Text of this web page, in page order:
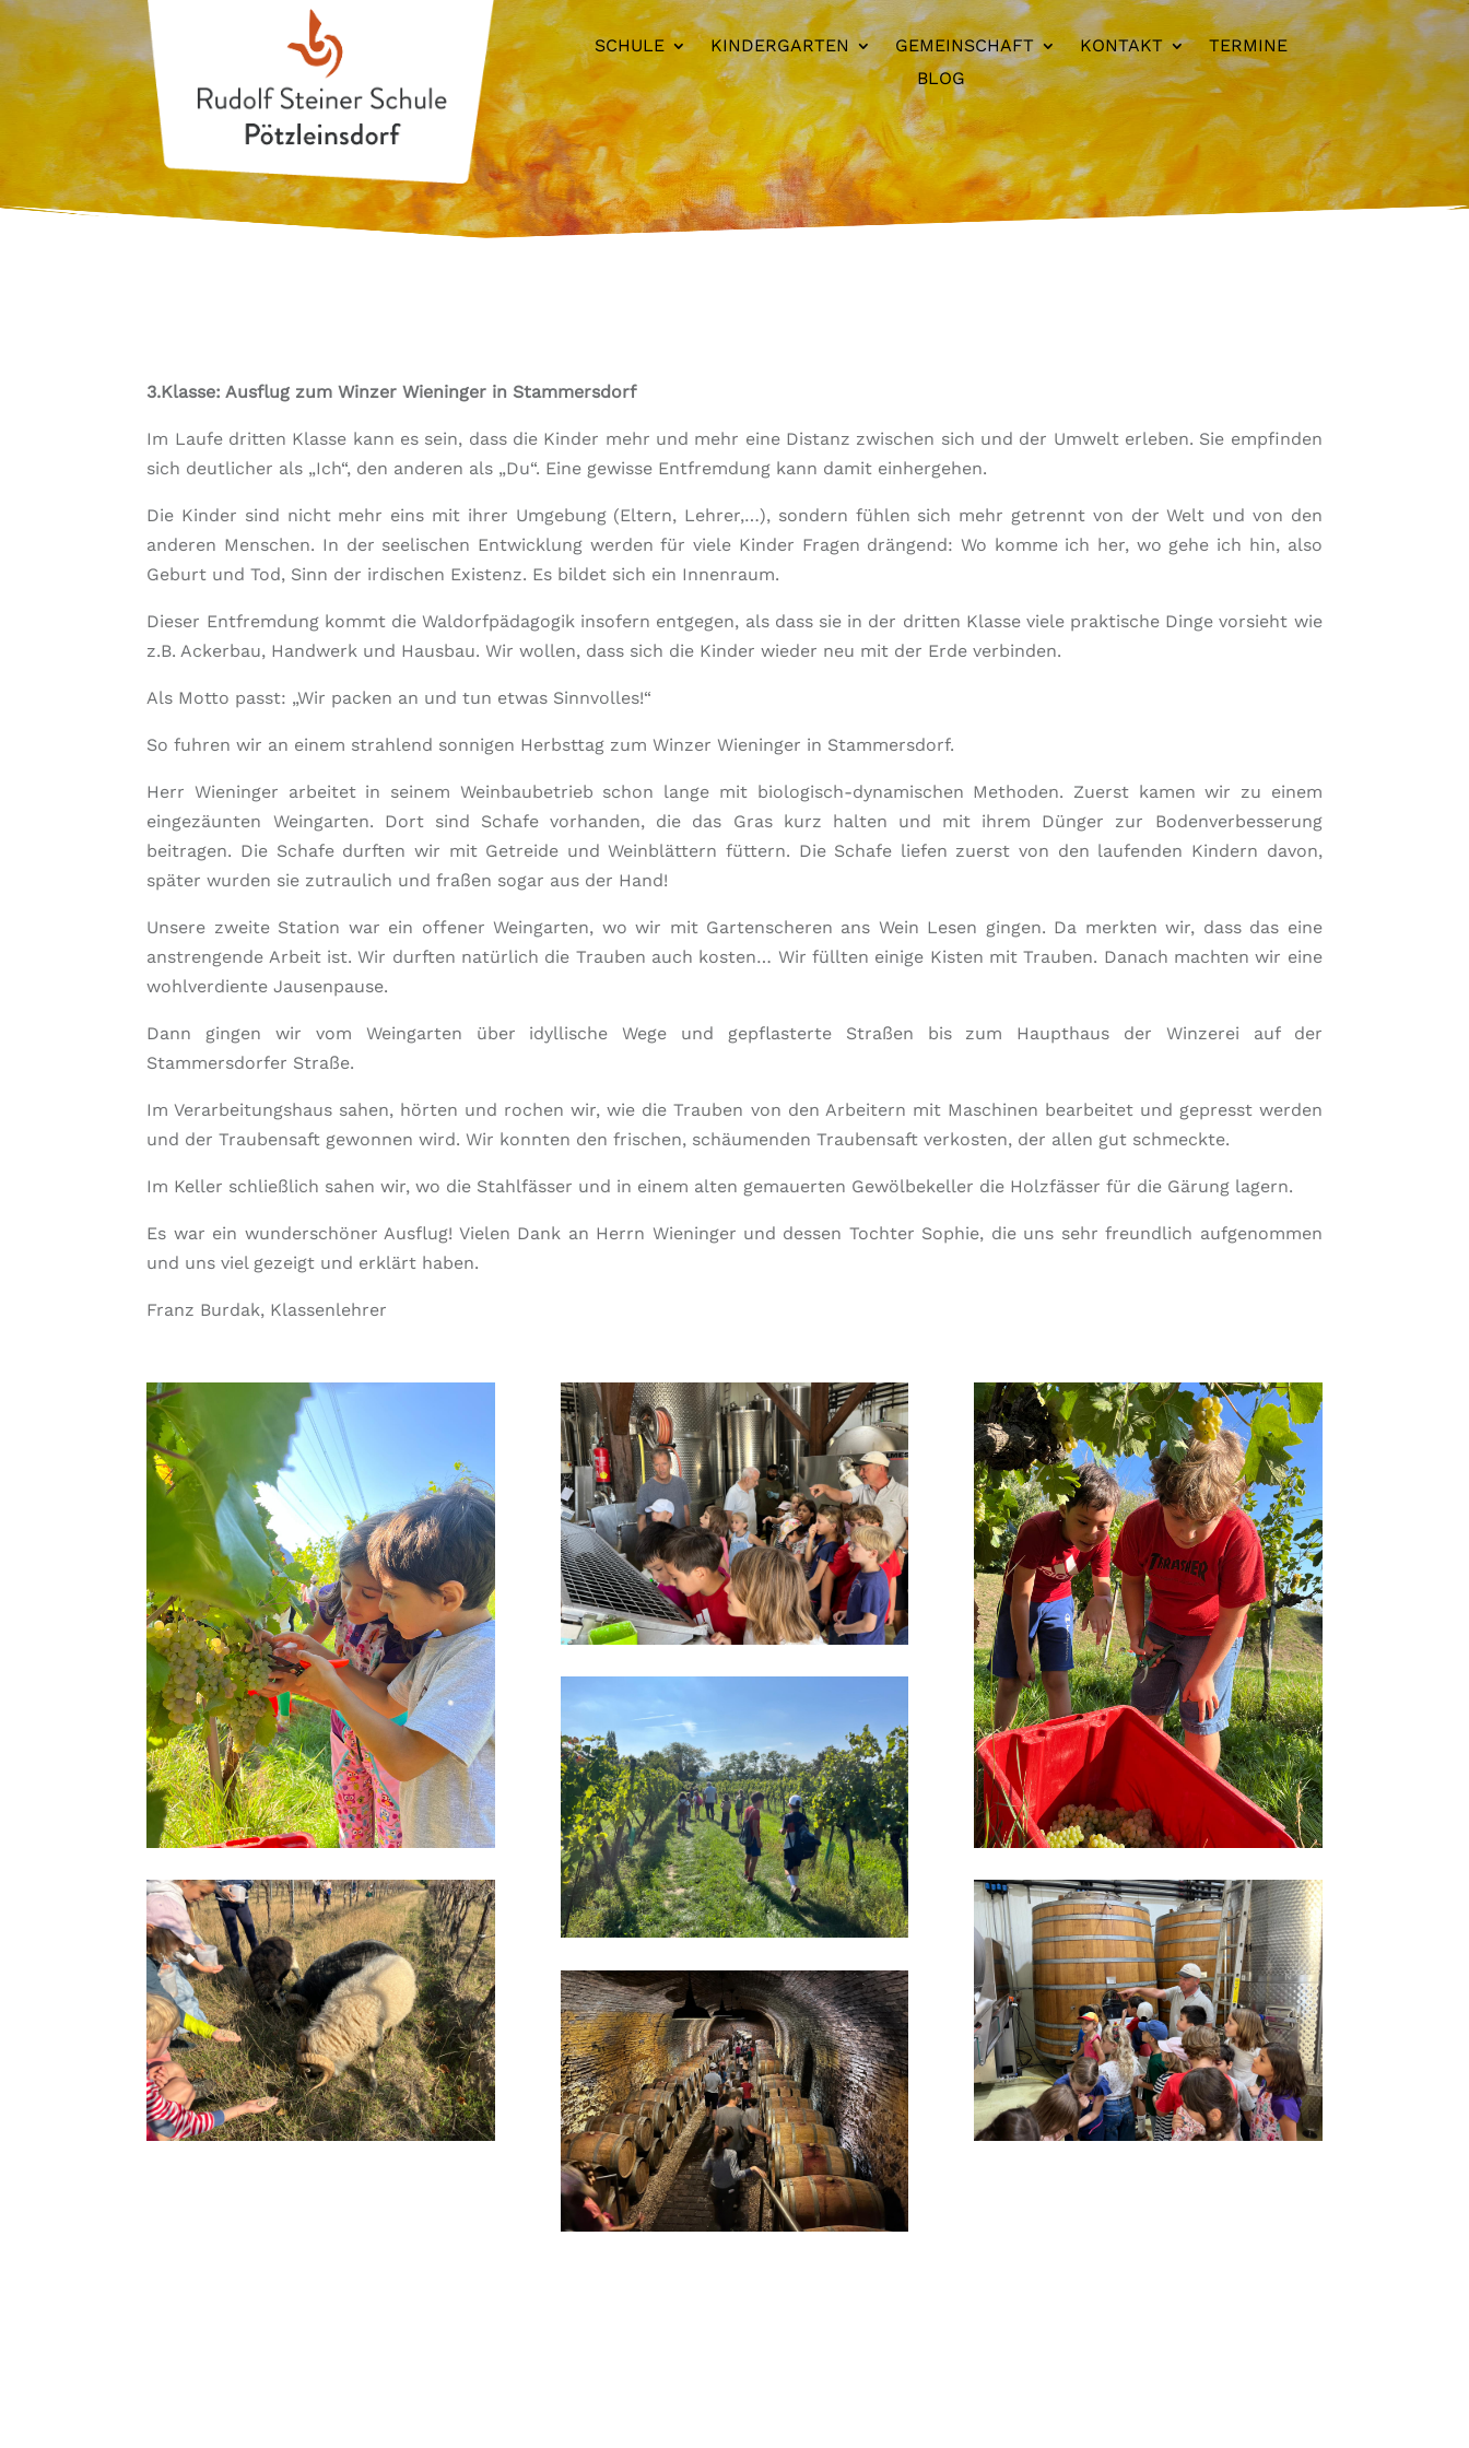
SCHULE KINDERGARTEN GEMEINSCHAFT KONTAKT
TERMINE
BLOG
3.Klasse: Ausflug zum Winzer Wieninger in Stammersdorf
Im Laufe dritten Klasse kann es sein, dass die Kinder mehr und mehr eine Distanz zwischen sich und der Umwelt erleben. Sie empfinden
sich deutlicher als „Ich“, den anderen als „Du“. Eine gewisse Entfremdung kann damit einhergehen.
Die Kinder sind nicht mehr eins mit ihrer Umgebung (Eltern, Lehrer,…), sondern fühlen sich mehr getrennt von der Welt und von den
anderen Menschen. In der seelischen Entwicklung werden für viele Kinder Fragen drängend: Wo komme ich her, wo gehe ich hin, also
Geburt und Tod, Sinn der irdischen Existenz. Es bildet sich ein Innenraum.
Dieser Entfremdung kommt die Waldorfpädagogik insofern entgegen, als dass sie in der dritten Klasse viele praktische Dinge vorsieht wie
z.B. Ackerbau, Handwerk und Hausbau. Wir wollen, dass sich die Kinder wieder neu mit der Erde verbinden.
Als Motto passt: „Wir packen an und tun etwas Sinnvolles!“
So fuhren wir an einem strahlend sonnigen Herbsttag zum Winzer Wieninger in Stammersdorf.
Herr Wieninger arbeitet in seinem Weinbaubetrieb schon lange mit biologisch-dynamischen Methoden. Zuerst kamen wir zu einem
eingezäunten Weingarten. Dort sind Schafe vorhanden, die das Gras kurz halten und mit ihrem Dünger zur Bodenverbesserung
beitragen. Die Schafe durften wir mit Getreide und Weinblättern füttern. Die Schafe liefen zuerst von den laufenden Kindern davon,
später wurden sie zutraulich und fraßen sogar aus der Hand!
Unsere zweite Station war ein offener Weingarten, wo wir mit Gartenscheren ans Wein Lesen gingen. Da merkten wir, dass das eine
anstrengende Arbeit ist. Wir durften natürlich die Trauben auch kosten… Wir füllten einige Kisten mit Trauben. Danach machten wir eine
wohlverdiente Jausenpause.
Dann gingen wir vom Weingarten über idyllische Wege und gepflasterte Straßen bis zum Haupthaus der Winzerei auf der
Stammersdorfer Straße.
Im Verarbeitungshaus sahen, hörten und rochen wir, wie die Trauben von den Arbeitern mit Maschinen bearbeitet und gepresst werden
und der Traubensaft gewonnen wird. Wir konnten den frischen, schäumenden Traubensaft verkosten, der allen gut schmeckte.
Im Keller schließlich sahen wir, wo die Stahlfässer und in einem alten gemauerten Gewölbekeller die Holzfässer für die Gärung lagern.
Es war ein wunderschöner Ausflug! Vielen Dank an Herrn Wieninger und dessen Tochter Sophie, die uns sehr freundlich aufgenommen
und uns viel gezeigt und erklärt haben.
Franz Burdak, Klassenlehrer